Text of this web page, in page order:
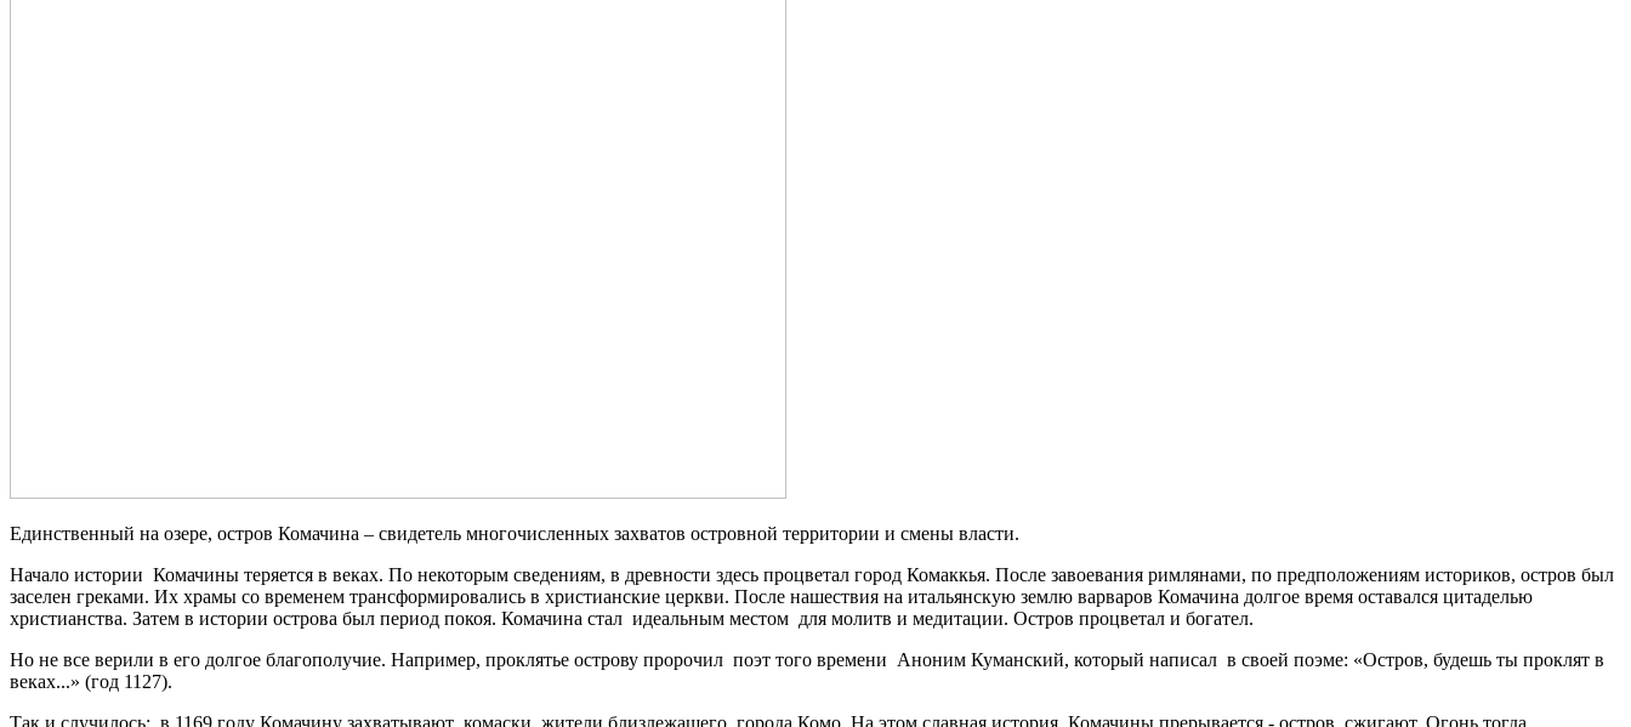
Единственный на озере, остров Комачина – свидетель многочисленных захватов островной территории и смены власти.
Начало истории Комачины теряется в веках. По некоторым сведениям, в древности здесь процветал город Комаккья. После завоевания римлянами, по предположениям историков, остров был
заселен греками. Их храмы со временем трансформировались в христианские церкви. После нашествия на итальянскую землю варваров Комачина долгое время оставался цитаделью
христианства. Затем в истории острова был период покоя. Комачина стал идеальным местом для молитв и медитации. Остров процветал и богател.
Но не все верили в его долгое благополучие. Например, проклятье острову пророчил поэт того времени Аноним Куманский, который написал в своей поэме: «Остров, будешь ты проклят в
веках...» (год 1127).
Так и случилось: в 1169 году Комачину захватывают комаски, жители близлежащего города Комо. На этом славная история Комачины прерывается - остров сжигают. Огонь тогда